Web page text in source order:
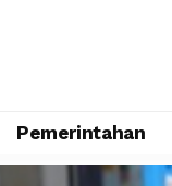
Pemerintahan